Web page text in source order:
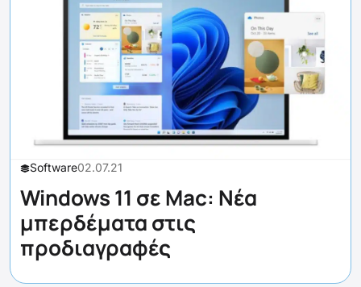
Software02.07.21
Windows 11 σε Mac: Νέα
μπερδέματα στις
προδιαγραφές